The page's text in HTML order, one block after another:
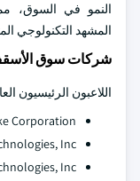
النمو في السوق،
المشهد التكنولوجي
شركات سوق
اللاعبون الرئيسيون
Corporation
Inc.
Inc.